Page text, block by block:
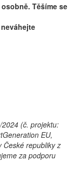
Těšíme se
(č. projektu:
EU,
České republiky z
za podporu